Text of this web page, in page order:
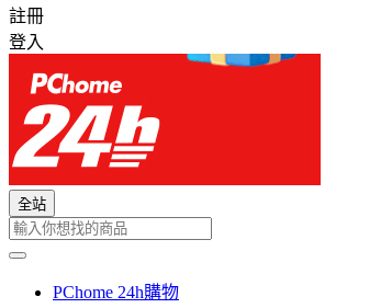
註冊
登入
全站
PChome 24h購物